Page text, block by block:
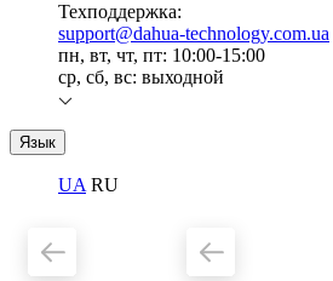
Техподдержка:
support@dahua-technology.com.ua
пн, вт, чт, пт: 10:00-15:00
ср, сб, вс: выходной
Язык
UA RU